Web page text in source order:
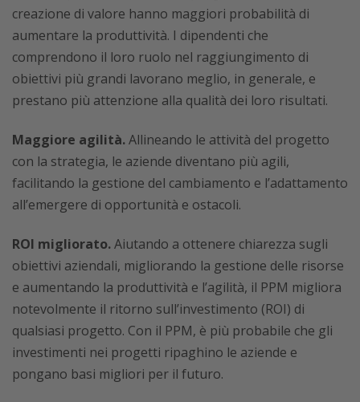
creazione di valore hanno maggiori probabilità di
aumentare la produttività. I dipendenti che
comprendono il loro ruolo nel raggiungimento di
obiettivi più grandi lavorano meglio, in generale, e
prestano più attenzione alla qualità dei loro risultati.
Maggiore agilità.Allineando le attività del progetto
con la strategia, le aziende diventano più agili,
facilitando la gestione del cambiamento e l’adattamento
all’emergere di opportunità e ostacoli.
ROI migliorato.Aiutando a ottenere chiarezza sugli
obiettivi aziendali, migliorando la gestione delle risorse
e aumentando la produttività e l’agilità, il PPM migliora
notevolmente il ritorno sull’investimento (ROI) di
qualsiasi progetto. Con il PPM, è più probabile che gli
investimenti nei progetti ripaghino le aziende e
pongano basi migliori per il futuro.